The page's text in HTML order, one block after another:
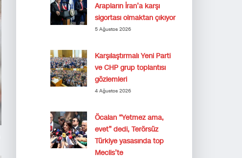
Arapların İran’a karşı
sigortası olmaktan çıkıyor
5 Ağustos 2026
Karşılaştırmalı Yeni Parti
ve CHP grup toplantısı
gözlemleri
4 Ağustos 2026
Öcalan “Yetmez ama,
evet” dedi, Terörsüz
Türkiye yasasında top
Meclis’te